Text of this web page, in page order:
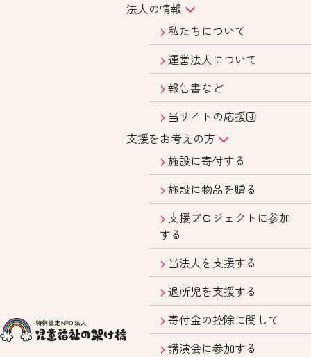
法人の情報
私たちについて
運営法人について
報告書など
当サイトの応援団
支援をお考えの方
施設に寄付する
施設に物品を贈る
支援プロジェクトに参加
する
当法人を支援する
退所児を支援する
寄付金の控除に関して
講演会に参加する